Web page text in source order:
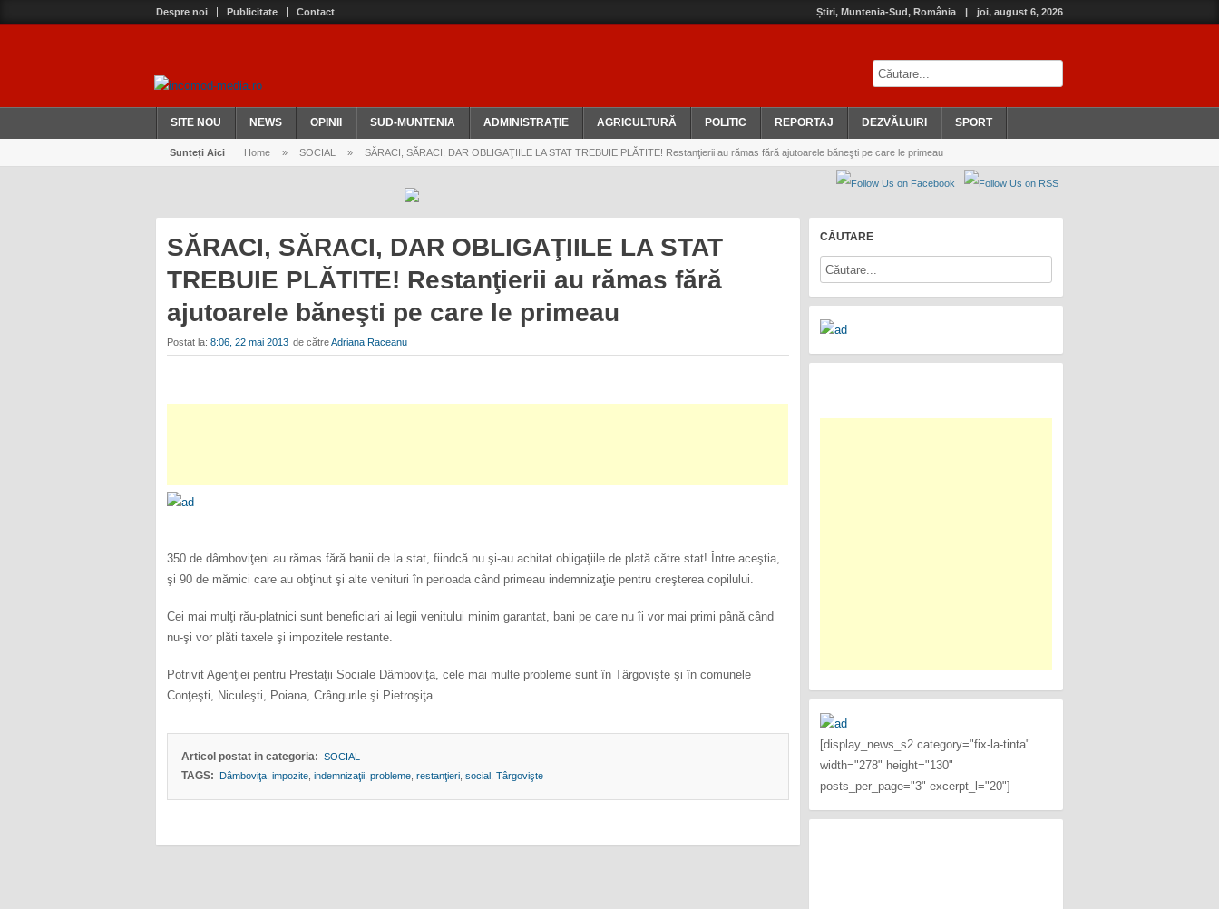
Despre noi Publicitate Contact Știri, Muntenia-Sud, România | joi, august 6, 2026
SITE NOU NEWS OPINII SUD-MUNTENIA ADMINISTRAŢIE AGRICULTURĂ POLITIC REPORTAJ DEZVĂLUIRI SPORT
Sunteți Aici Home » SOCIAL » SĂRACI, SĂRACI, DAR OBLIGAŢIILE LA STAT TREBUIE PLĂTITE! Restanţierii au rămas fără ajutoarele băneşti pe care le primeau
SĂRACI, SĂRACI, DAR OBLIGAŢIILE LA STAT
TREBUIE PLĂTITE! Restanţierii au rămas fără
ajutoarele băneşti pe care le primeau
Postat la: 8:06, 22 mai 2013 de cătreAdriana Raceanu
350 de dâmboviţeni au rămas fără banii de la stat, fiindcă nu şi-au achitat obligaţiile de plată către stat! Între aceştia,
şi 90 de mămici care au obţinut şi alte venituri în perioada când primeau indemnizaţie pentru creşterea copilului.
Cei mai mulţi rău-platnici sunt beneficiari ai legii venitului minim garantat, bani pe care nu îi vor mai primi până când
nu-şi vor plăti taxele şi impozitele restante.
Potrivit Agenţiei pentru Prestaţii Sociale Dâmboviţa, cele mai multe probleme sunt în Târgovişte şi în comunele
Conţeşti, Niculeşti, Poiana, Crângurile şi Pietroşiţa.
Articol postat in categoria: SOCIAL
TAGS: Dâmboviţa impozite indemnizaţii probleme restanţieri social Târgovişte
CĂUTARE
[display_news_s2 category="fix-la-tinta"
width="278" height="130"
posts_per_page="3" excerpt_l="20"]